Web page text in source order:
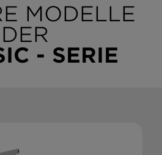
MODELLE
DER
- SERIE